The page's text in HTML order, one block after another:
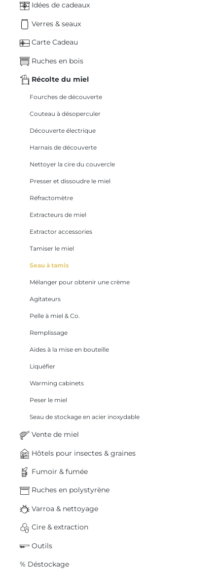
Idées de cadeaux
Verres & seaux
Carte Cadeau
Ruches en bois
Récolte du miel
Fourches de découverte
Couteau à désoperculer
Découverte électrique
Harnais de découverte
Nettoyer la cire du couvercle
Presser et dissoudre le miel
Réfractomètre
Extracteurs de miel
Extractor accessories
Tamiser le miel
Seau à tamis
Mélanger pour obtenir une crème
Agitateurs
Pelle à miel & Co.
Remplissage
Aides à la mise en bouteille
Liquéfier
Warming cabinets
Peser le miel
Seau de stockage en acier inoxydable
Vente de miel
Hôtels pour insectes & graines
Fumoir & fumée
Ruches en polystyrène
Varroa & nettoyage
Cire & extraction
Outils
% Déstockage